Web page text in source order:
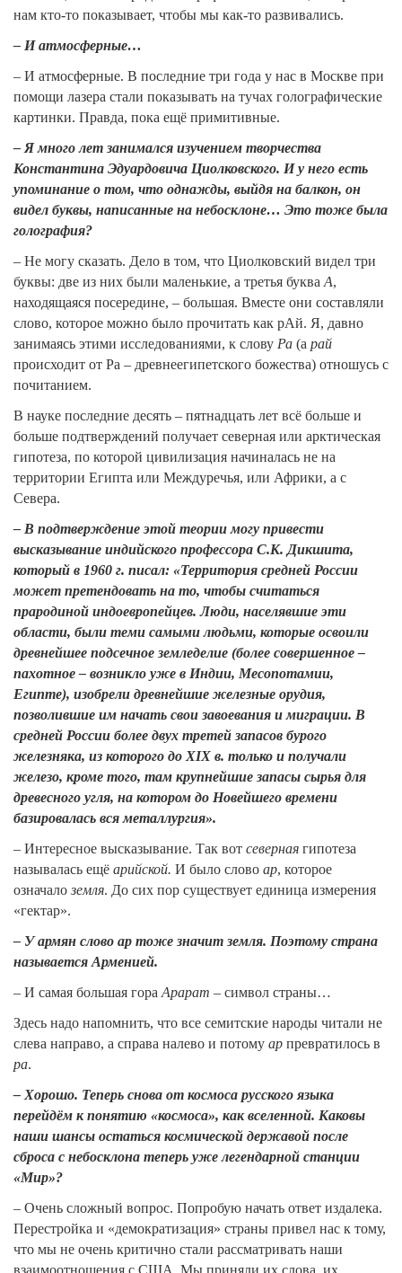
нам кто-то показывает, чтобы мы как-то развивались.
– И атмосферные…
– И атмосферные. В последние три года у нас в Москве при
помощи лазера стали показывать на тучах голографические
картинки. Правда, пока ещё примитивные.
– Я много лет занимался изучением творчества
Константина Эдуардовича Циолковского. И у него есть
упоминание о том, что однажды, выйдя на балкон, он
видел буквы, написанные на небосклоне… Это тоже была
голография?
– Не могу сказать. Дело в том, что Циолковский видел три
буквы: две из них были маленькие, а третья буква А,
находящаяся посередине, – большая. Вместе они составляли
слово, которое можно было прочитать как рАй. Я, давно
занимаясь этими исследованиями, к слову Ра (а рай
происходит от Ра – древнеегипетского божества) отношусь с
почитанием.
В науке последние десять – пятнадцать лет всё больше и
больше подтверждений получает северная или арктическая
гипотеза, по которой цивилизация начиналась не на
территории Египта или Междуречья, или Африки, а с
Севера.
– В подтверждение этой теории могу привести
высказывание индийского профессора С.К. Дикшита,
который в 1960 г. писал: «Территория средней России
может претендовать на то, чтобы считаться
прародиной индоевропейцев. Люди, населявшие эти
области, были теми самыми людьми, которые освоили
древнейшее подсечное земледелие (более совершенное –
пахотное – возникло уже в Индии, Месопотамии,
Египте), изобрели древнейшие железные орудия,
позволившие им начать свои завоевания и миграции. В
средней России более двух третей запасов бурого
железняка, из которого до XIX в. только и получали
железо, кроме того, там крупнейшие запасы сырья для
древесного угля, на котором до Новейшего времени
базировалась вся металлургия».
– Интересное высказывание. Так вот северная гипотеза
называлась ещё арийской. И было слово ар, которое
означало земля. До сих пор существует единица измерения
«гектар».
– У армян слово ар тоже значит земля. Поэтому страна
называется Арменией.
– И самая большая гора Арарат – символ страны…
Здесь надо напомнить, что все семитские народы читали не
слева направо, а справа налево и потому ар превратилось в
ра.
– Хорошо. Теперь снова от космоса русского языка
перейдём к понятию «космоса», как вселенной. Каковы
наши шансы остаться космической державой после
сброса с небосклона теперь уже легендарной станции
«Мир»?
– Очень сложный вопрос. Попробую начать ответ издалека.
Перестройка и «демократизация» страны привел нас к тому,
что мы не очень критично стали рассматривать наши
взаимоотношения с США. Мы приняли их слова, их